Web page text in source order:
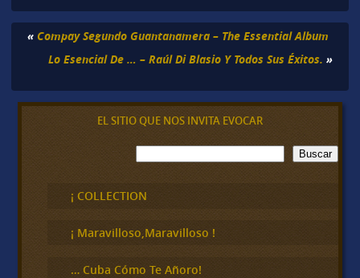
« Compay Segundo Guantanamera – The Essential Album
Lo Esencial De … – Raúl Di Blasio Y Todos Sus Éxitos. »
EL SITIO QUE NOS INVITA EVOCAR
B
u
c
a
Buscar
¡ COLLECTION
¡ Maravilloso,Maravilloso !
… Cuba Cómo Te Añoro!